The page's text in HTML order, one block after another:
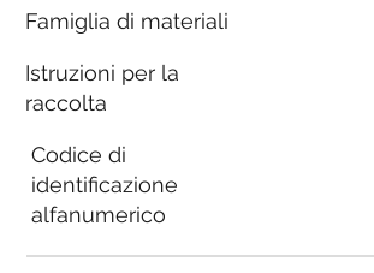
Famiglia di materiali
Istruzioni per la
raccolta
Codice di
identificazione
alfanumerico